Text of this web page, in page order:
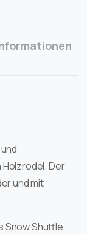
Der
und mit
Snow Shuttle